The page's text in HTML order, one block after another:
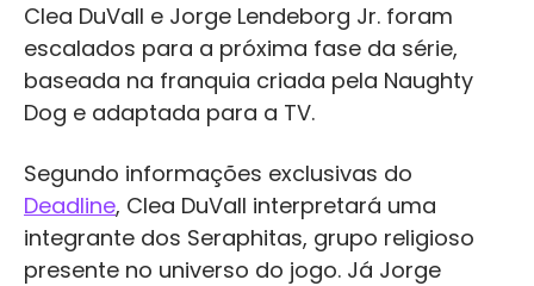
Clea DuVall e Jorge Lendeborg Jr. foram
escalados para a próxima fase da série,
baseada na franquia criada pela Naughty
Dog e adaptada para a TV.
Segundo informações exclusivas do
Deadline, Clea DuVall interpretará uma
integrante dos Seraphitas, grupo religioso
presente no universo do jogo. Já Jorge